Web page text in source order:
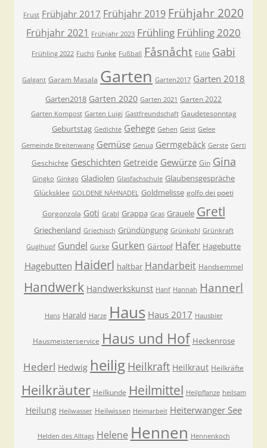
Frust Frühjahr 2017 Frühjahr 2019 Frühjahr 2020
Frühjahr 2021 Frühjahr 2023 Frühling Frühling 2020
Frühling 2022 Fuchs Funke Fußball Fåsnåcht Fülle Gabi
Galgant Garam Masala Garten Garten2017 Garten 2018
Garten2018 Garten 2020 Garten 2021 Garten 2022
Garten Kompost Garten Luigi Gastfreundschaft Gaudetesonntag
Geburtstag Gedichte Gehege Gehen Geist Gelee
Gemeinde Breitenwang Gemüse Genua Germgebäck Gerste Gerti
Geschichte Geschichten Getreide Gewürze Gin Gina
Gingko Ginkgo Gladiolen Glasfachschule Glaubensgespräche
Glücksklee GOLDENE NÄHNADEL Goldmelisse golfo dei poeti
Gorgonzola Goti Grabl Grappa Gras Grauele Gretl
Griechenland Griechisch Gründüngung Grünkohl Grünkraft
Guglhupf Gundel Gurke Gurken Gärtopf Hafer Hagebutte
Hagebutten Haiderl haltbar Handarbeit Handsemmel
Handwerk Handwerkskunst Hanf Hannah Hannerl
Hans Harald Harze Haus Haus 2017 Hausbier
Hausmeisterservice Haus und Hof Heckenrose
Hederl Hedwig heilig Heilkraft Heilkraut Heilkräfte
Heilkräuter Heilkunde Heilmittel Heilpflanze heilsam
Heilung Heilwasser Heilwissen Heimarbeit Heiterwanger See
Helden des Alltags Helene Hennen Hennenkoch